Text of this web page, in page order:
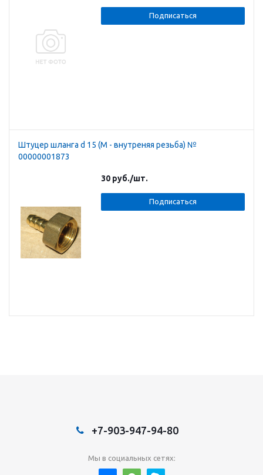
Подписаться
Штуцер шланга d 15 (М - внутреняя резьба) №
00000001873
30 руб./шт.
Подписаться
+7-903-947-94-80
Мы в социальных сетях: